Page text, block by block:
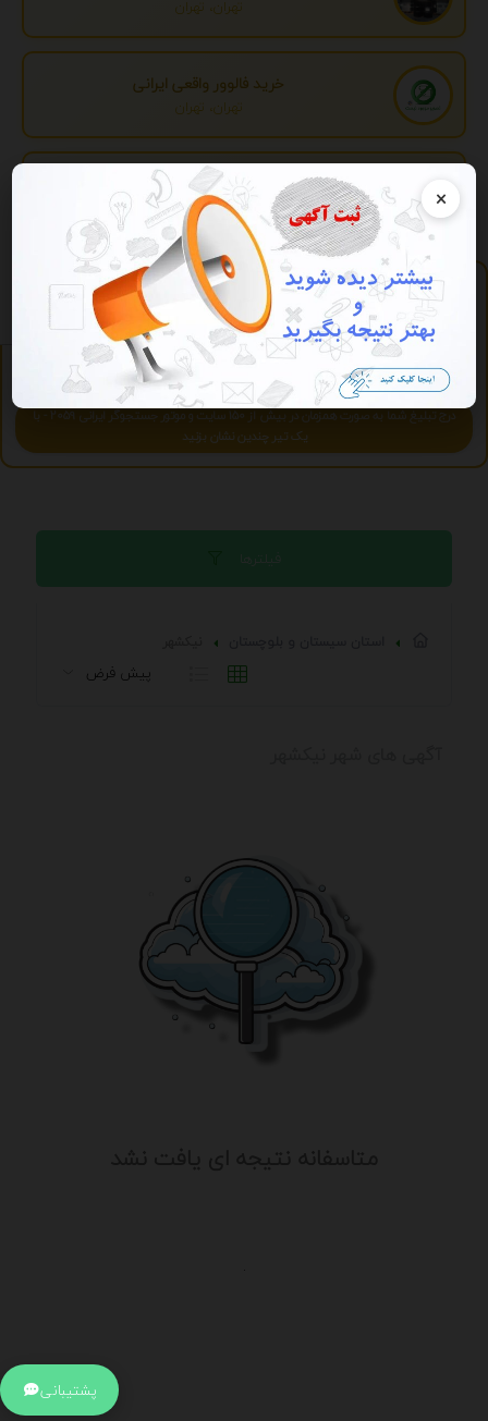
پشتیبانی
تهران، تهران
خرید فالوور واقعی ایرانی
تهران، تهران
تبدیل اطلاعات بانکی
تهران، تهران ×
پلی لیست
https://play.2059.ir
تبلیغات ویژه
درج تبلیغ شما به صورت همزمان در بیش از 150 سایت و موتور جستجوگر ایرانی 2059 - با
یک تیر چندین نشان بزنید
جهت ارتباط با پشتیبانی بر روی آیکن کنار صفحه سایت
.